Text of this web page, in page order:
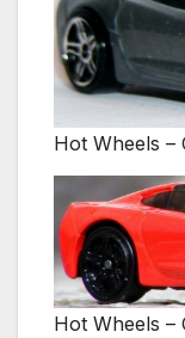
Hot Wheels –
Hot Wheels –